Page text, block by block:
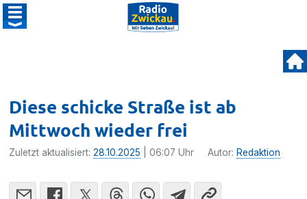
Diese schicke Straße ist ab
Mittwoch wieder frei
Zuletzt aktualisiert:28.10.2025 | 06:07 Uhr Autor: Redaktion